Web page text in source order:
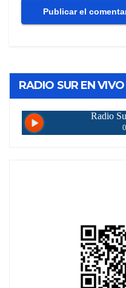
RADIO SUR EN VIVO